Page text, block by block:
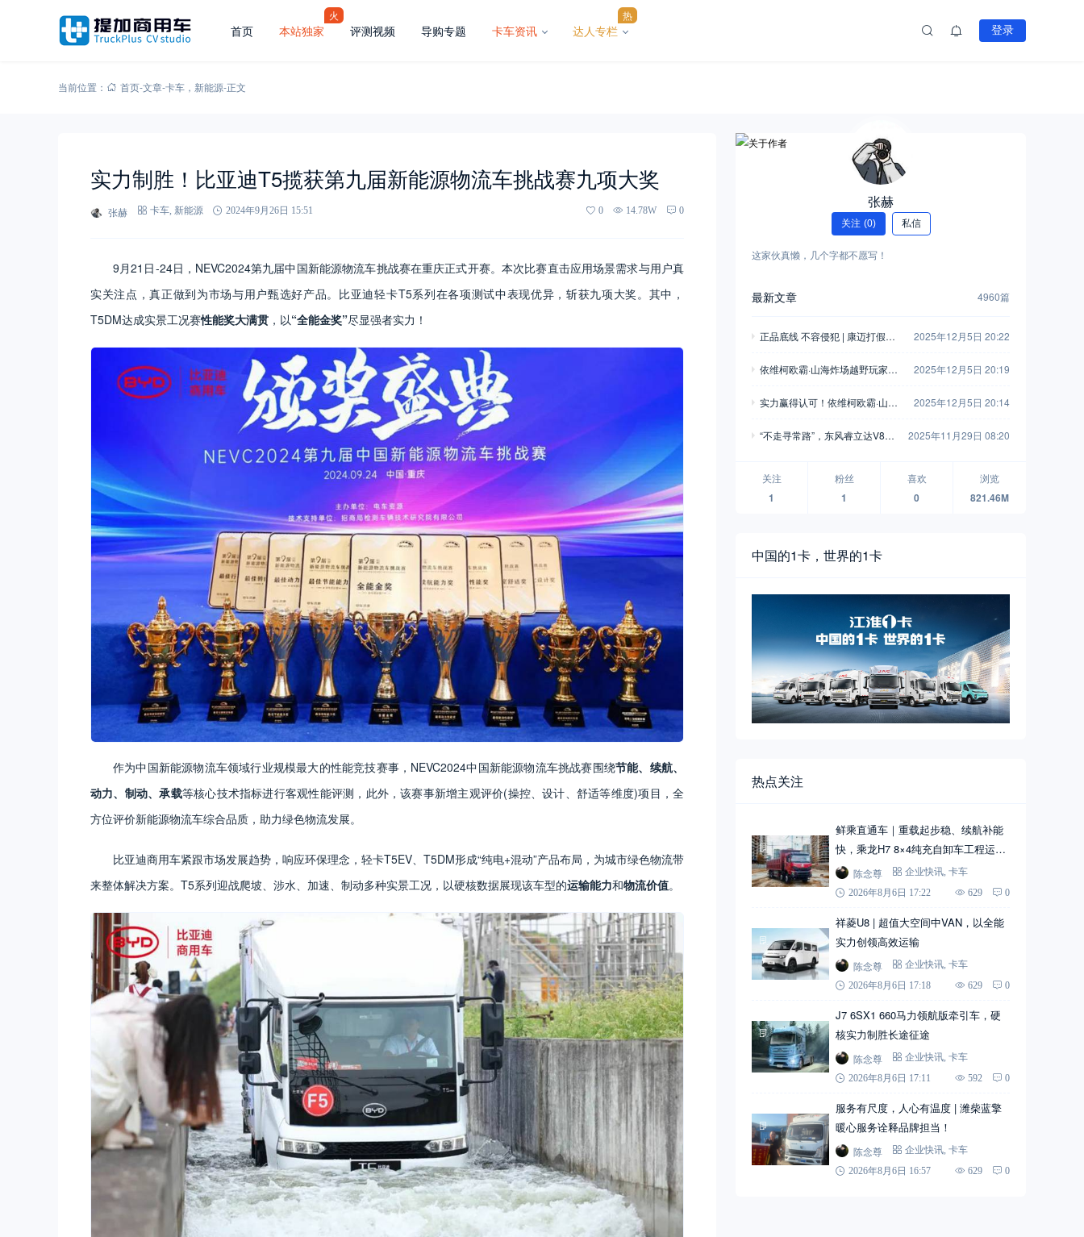
首页 本站独家
火
评测视频 导购专题 卡车资讯 达人专栏
热
登录
当前位置： 首页-文章-卡车 ， 新能源-正文
实力制胜！比亚迪T5揽获第九届新能源物流车挑战赛九项大奖
张赫 卡车 新能源 2024年9月26日 15:51 0 14.78W 0
9月21日-24日，NEVC2024第九届中国新能源物流车挑战赛在重庆正式开赛。本次比赛直击应用场景需求与用户真
实关注点，真正做到为市场与用户甄选好产品。比亚迪轻卡T5系列在各项测试中表现优异，斩获九项大奖。其中，
T5DM达成实景工况赛性能奖大满贯 ，以“全能金奖”尽显强者实力！
作为中国新能源物流车领域行业规模最大的性能竞技赛事，NEVC2024中国新能源物流车挑战赛围绕节能、续航、
动力、制动、承载等核心技术指标进行客观性能评测，此外，该赛事新增主观评价(操控、设计、舒适等维度)项目，全
方位评价新能源物流车综合品质，助力绿色物流发展。
比亚迪商用车紧跟市场发展趋势，响应环保理念，轻卡T5EV、T5DM形成“纯电+混动”产品布局，为城市绿色物流带
来整体解决方案。T5系列迎战爬坡、涉水、加速、制动多种实景工况，以硬核数据展现该车型的运输能力和物流价值。
张赫
关注 (0) 私信
这家伙真懒，几个字都不愿写！
最新文章 4960篇
正品底线 不容侵犯 | 康迈打假胜
2025年12月5日 20:22
依维柯欧霸·山海炸场越野玩家车
2025年12月5日 20:19
实力赢得认可！依维柯欧霸·山海
2025年12月5日 20:14
“不走寻常路”，东风睿立达V8E
2025年11月29日 08:20
关注
1
粉丝
1
喜欢
0
浏览
821.46M
中国的1卡，世界的1卡
热点关注
鲜乘直通车｜重载起步稳、续航补能
快，乘龙H7 8×4纯充自卸车工程运输
实力搭档
陈念尊 企业快讯 卡车
2026年8月6日 17:22
629 0
祥菱U8 | 超值大空间中VAN，以全能
实力创领高效运输
陈念尊 企业快讯 卡车
2026年8月6日 17:18
629 0
J7 6SX1 660马力领航版牵引车，硬
核实力制胜长途征途
陈念尊 企业快讯 卡车
2026年8月6日 17:11
592 0
服务有尺度，人心有温度 | 潍柴蓝擎
暖心服务诠释品牌担当！
陈念尊 企业快讯 卡车
2026年8月6日 16:57
629 0